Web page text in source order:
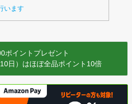
います
ポイントプレゼント
日）はほぼ全品ポイント10倍